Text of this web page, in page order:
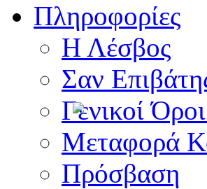
Πληροφορίες
Η Λέσβος
Σαν
Γενικοί
Μεταφορά
Πρόσβαση